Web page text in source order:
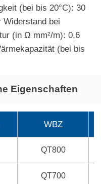
(bei bis 20°C): 30
Widerstand bei
(in Ω mm²/m): 0,6
(bei bis
Eigenschaften
WBZ
QT800
QT700